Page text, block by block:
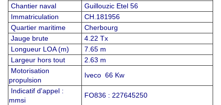
Chantier naval
Guillouzic Etel 56
Immatriculation
CH.181956
Quartier maritime
Cherbourg
Jauge brute
4.22 Tx
Longueur LOA (m)
7.65 m
Largeur hors tout
2.63 m
Motorisation
propulsion
Iveco 66 Kw
Indicatif d'appel :
mmsi
FO836 : 227645250